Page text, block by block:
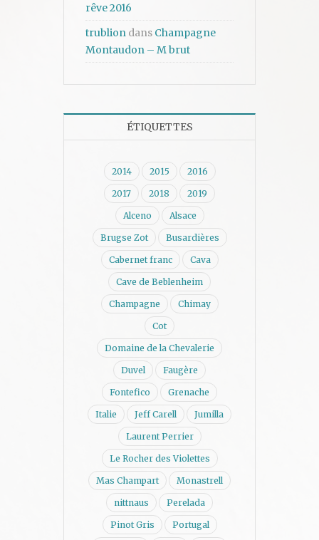
rêve 2016
trublion dans Champagne
Montaudon – M brut
ÉTIQUETTES
2014 2015 2016
2017 2018 2019
Alceno Alsace
Brugse Zot Busardières
Cabernet franc Cava
Cave de Beblenheim
Champagne Chimay
Cot
Domaine de la Chevalerie
Duvel Faugère
Fontefico Grenache
Italie Jeff Carell Jumilla
Laurent Perrier
Le Rocher des Violettes
Mas Champart Monastrell
nittnaus Perelada
Pinot Gris Portugal